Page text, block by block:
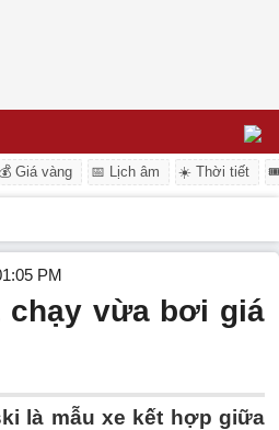
💰 Giá vàng 📅 Lịch âm ☀️ Thời tiết
PM
chạy vừa bơi giá
là mẫu xe kết hợp giữa